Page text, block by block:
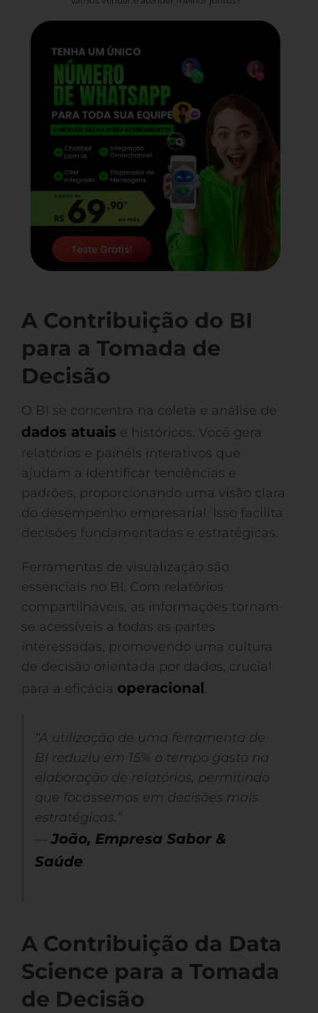
A Contribuição do BI
para a Tomada de
Decisão
O BI se concentra na coleta e análise de
dados atuais e históricos. Você gera
relatórios e painéis interativos que
ajudam a identificar tendências e
padrões, proporcionando uma visão clara
do desempenho empresarial. Isso facilita
decisões fundamentadas e estratégicas.
Ferramentas de visualização são
essenciais no BI. Com relatórios
compartilháveis, as informações tornam-
se acessíveis a todas as partes
interessadas, promovendo uma cultura
de decisão orientada por dados, crucial
para a eficácia operacional.
“A utilização de uma ferramenta de
BI reduziu em 15% o tempo gasto na
elaboração de relatórios, permitindo
que focássemos em decisões mais
estratégicas.”
—João, Empresa Sabor &
Saúde
A Contribuição da Data
Science para a Tomada
de Decisão